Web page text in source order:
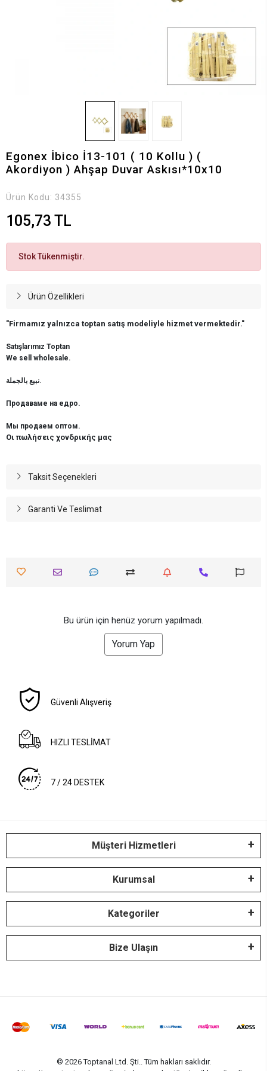
Egonex İbico İ13-101 ( 10 Kollu ) (
Akordiyon ) Ahşap Duvar Askısı*10x10
Ürün Kodu: 34355
105,73 TL
Stok Tükenmiştir.
Ürün Özellikleri
"Firmamız yalnızca toptan satış modeliyle hizmet vermektedir."
Satışlarımız Toptan
We sell wholesale.
نبيع بالجملة.
Продаваме на едро.
Мы продаем оптом.
Οι πωλήσεις χονδρικής μας
Taksit Seçenekleri
Garanti Ve Teslimat
Bu ürün için henüz yorum yapılmadı.
Yorum Yap
Güvenli Alışveriş
HIZLI TESLİMAT
7 / 24 DESTEK
Müşteri Hizmetleri
Kurumsal
Kategoriler
Bize Ulaşın
© 2026 Toptanal Ltd. Şti.. Tüm hakları saklıdır.